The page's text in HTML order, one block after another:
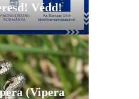
Védd!
(Vipera